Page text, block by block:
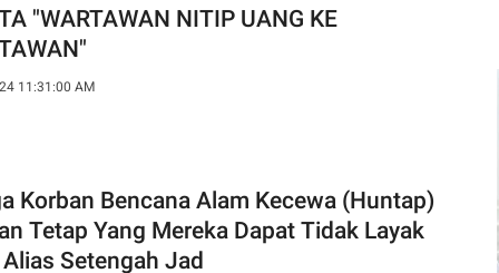
"WARTAWAN NITIP UANG KE
11:31:00 AM
Korban Bencana Alam Kecewa (Huntap)
Tetap Yang Mereka Dapat Tidak Layak
Setengah Jad